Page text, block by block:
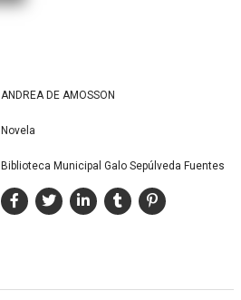
ANDREA DE AMOSSON
Novela
Biblioteca Municipal Galo Sepúlveda Fuentes